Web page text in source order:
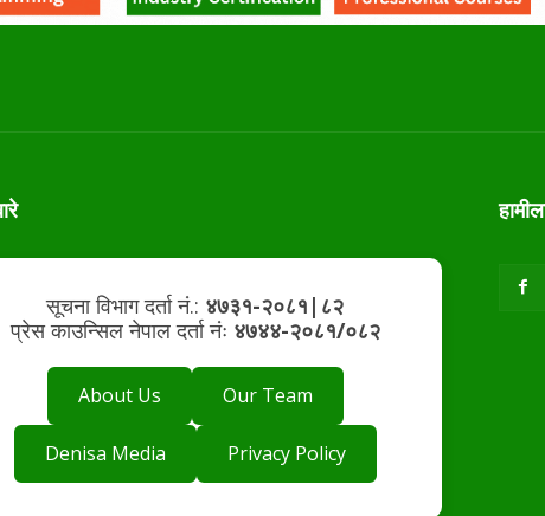
सूचना विभाग दर्ता नं.: ४७३१-२०८१|८२
प्रेस काउन्सिल नेपाल दर्ता नंः ४७४४-२०८१/०८२
About Us Our Team
Denisa Media Privacy Policy